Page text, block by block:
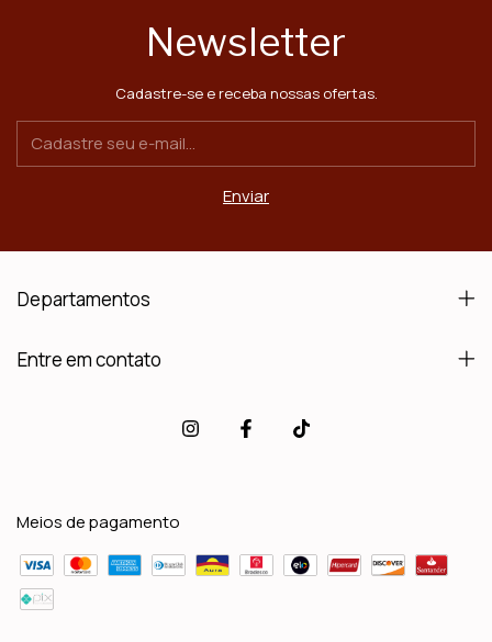
Newsletter
Cadastre-se e receba nossas ofertas.
Departamentos
Entre em contato
Meios de pagamento